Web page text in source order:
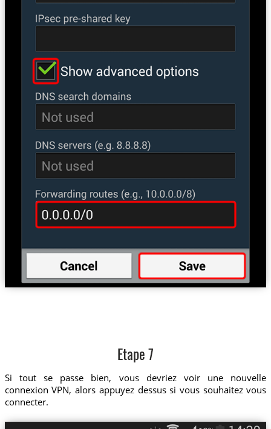
Etape 7
Si tout se passe bien, vous devriez voir une nouvelle
connexion VPN, alors appuyez dessus si vous souhaitez vous
connecter.